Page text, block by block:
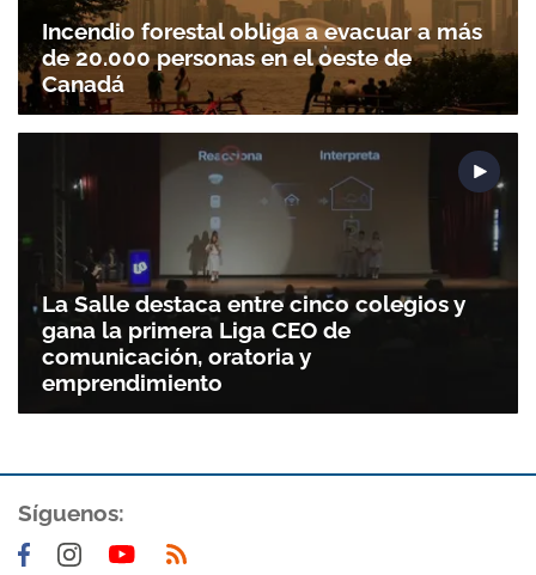
Incendio forestal obliga a evacuar a más
de 20.000 personas en el oeste de
Canadá
La Salle destaca entre cinco colegios y
gana la primera Liga CEO de
comunicación, oratoria y
emprendimiento
Síguenos: